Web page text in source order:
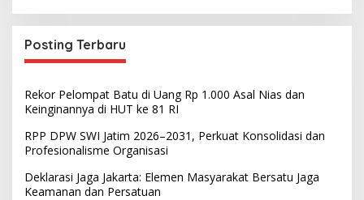
Posting Terbaru
Rekor Pelompat Batu di Uang Rp 1.000 Asal Nias dan
Keinginannya di HUT ke 81 RI
RPP DPW SWI Jatim 2026–2031, Perkuat Konsolidasi dan
Profesionalisme Organisasi
Deklarasi Jaga Jakarta: Elemen Masyarakat Bersatu Jaga
Keamanan dan Persatuan